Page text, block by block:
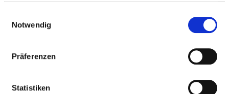
Notwendig
Präferenzen
Statistiken
FALLZAHLEN
Teilstationäre Fallzahl: 315